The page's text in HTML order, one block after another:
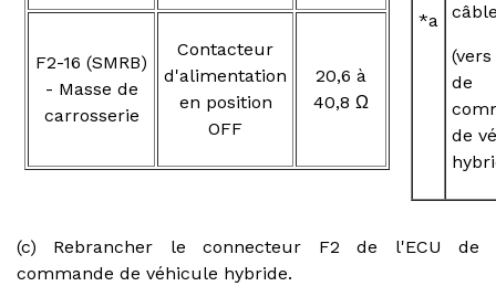
F2-16 (SMRB)
- Masse de
carrosserie
Contacteur
d'alimentation
en position
OFF
20,6 à
40,8 Ω
*a
de
de
(c) Rebrancher le connecteur F2 de l'ECU de
commande de véhicule hybride.